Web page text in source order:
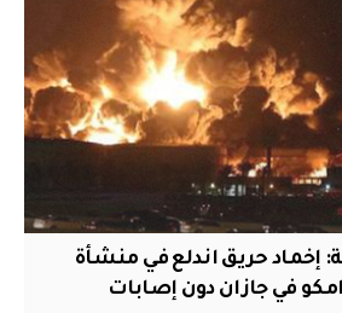
إخماد حريق اندلع في منشأة
في جازان دون إصابات